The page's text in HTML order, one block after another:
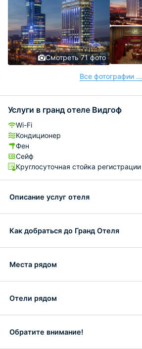
Смотреть 71 фото
Все фотографии ...
Услуги в гранд отеле Видгоф
Wi-Fi
Кондиционер
Фен
Сейф
Круглосуточная стойка регистрации
Описание услуг отеля
Как добраться до Гранд Отеля
Места рядом
Отели рядом
Обратите внимание!